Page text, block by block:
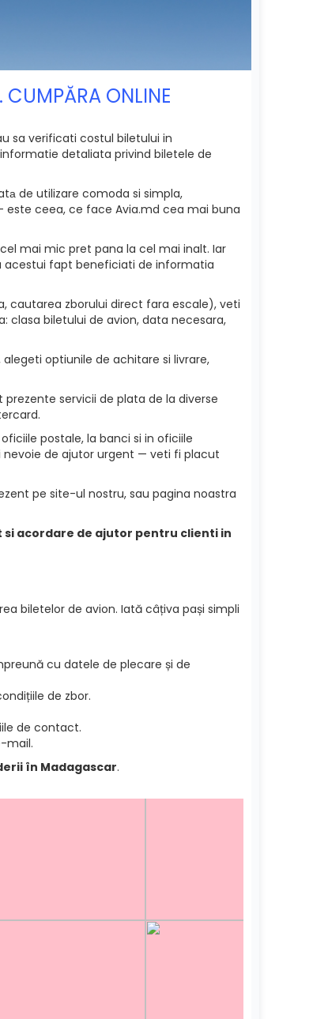
ONLINE
sa verificati costul biletului in
detaliata privind biletele de
de utilizare comoda si simpla,
ceea, ce face Avia.md cea mai buna
mai mic pret pana la cel mai inalt. Iar
acestui fapt beneficiati de informatia
cautarea zborului direct fara escale), veti
clasa biletului de avion, data necesara,
optiunile de achitare si livrare,
servicii de plata de la diverse
postale, la banci si in oficiile
nevoie de ajutor urgent — veti fi placut
pe site-ul nostru, sau pagina noastra
si acordare de ajutor pentru clienti in
biletelor de avion. Iată câțiva pași simpli
cu datele de plecare și de
de zbor.
de contact.
mail.
în Madagascar.